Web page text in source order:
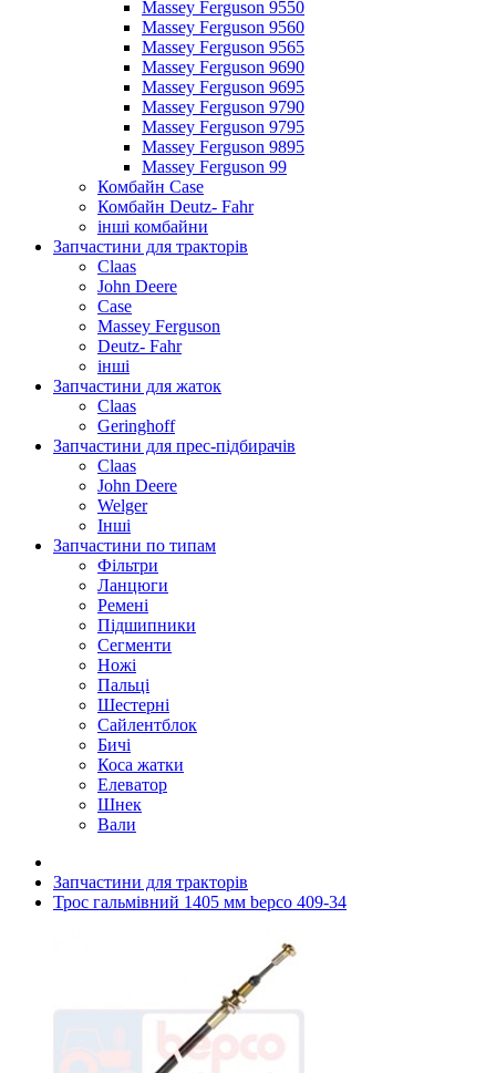
Massey Ferguson 9550
Massey Ferguson 9560
Massey Ferguson 9565
Massey Ferguson 9690
Massey Ferguson 9695
Massey Ferguson 9790
Massey Ferguson 9795
Massey Ferguson 9895
Massey Ferguson 99
Комбайн Case
Комбайн Deutz- Fahr
інші комбайни
Запчастини для тракторів
Claas
John Deere
Case
Massey Ferguson
Deutz- Fahr
інші
Запчастини для жаток
Claas
Geringhoff
Запчастини для прес-підбирачів
Claas
John Deere
Welger
Інші
Запчастини по типам
Фільтри
Ланцюги
Ремені
Підшипники
Сегменти
Ножі
Пальці
Шестерні
Сайлентблок
Бичі
Коса жатки
Елеватор
Шнек
Вали
Запчастини для тракторів
Трос гальмівний 1405 мм bepco 409-34